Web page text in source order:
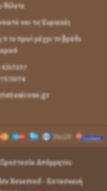
θέλετε
και τις Κυριακές
9 το πρωί μέχρι το βράδυ
Προστασία Απόρρητου
Reserved - Κατασκευή